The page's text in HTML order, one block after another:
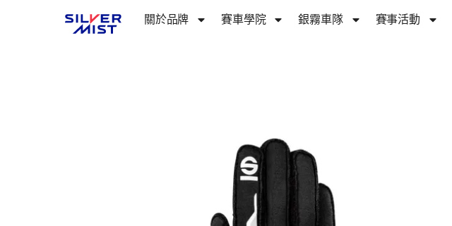
關於品牌​ 賽車學院 銀霧車隊 賽事活動